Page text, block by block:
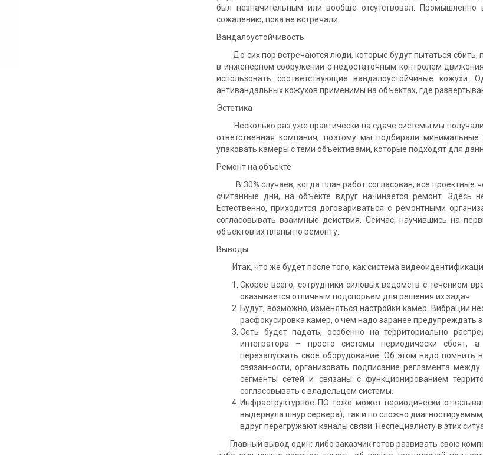
был незначительным или вообще отсутствовал.
сожалению, пока не встречали.
Вандалоустойчивость
До сих пор встречаются люди, которые будут пытаться сбить,
в инженерном сооружении с недостаточным контролем
использовать соответствующие вандалоустойчивые
антивандальных кожухов применимы на объектах, где
Эстетика
Несколько раз уже практически на сдаче системы мы
ответственная компания, поэтому мы подбирали
упаковать камеры с теми объективами, которые подходят для
Ремонт на объекте
В 30% случаев, когда план работ согласован, все проектные
считанные дни, на объекте вдруг начинается ремонт. Здесь
Естественно, приходится договариваться с ремонтными
согласовывать взаимные действия. Сейчас, научившись на
объектов их планы по ремонту.
Выводы
Итак, что же будет после того, как система
Скорее всего, сотрудники силовых ведомств с течением
оказывается отличным подспорьем для решения их задач.
Будут, возможно, изменяться настройки камер. Вибрации
расфокусировка камер, о чем надо заранее предупреждать
Сеть будет падать, особенно на территориально
интегратора – просто системы периодически сбоят,
перезапускать свое оборудование. Об этом надо помнить
связанности, организовать подписание регламента
сегменты сетей и связаны с функционированием
согласовывать с владельцем системы.
Инфраструктурное ПО тоже может периодически
выдернула шнур сервера), так и по сложно
вдруг перегружают каналы связи. Неспециалисту в этих
Главный вывод один: либо заказчик готов развивать свою